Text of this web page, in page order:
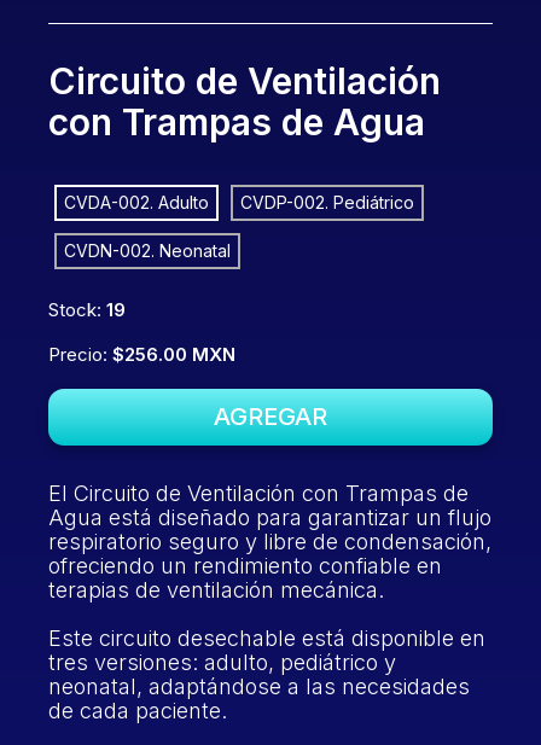
Circuito de Ventilación
con Trampas de Agua
CVDA-002. Adulto CVDP-002. Pediátrico
CVDN-002. Neonatal
Stock: 19
Precio: $256.00 MXN
AGREGAR
El Circuito de Ventilación con Trampas de
Agua está diseñado para garantizar un flujo
respiratorio seguro y libre de condensación,
ofreciendo un rendimiento confiable en
terapias de ventilación mecánica.
Este circuito desechable está disponible en
tres versiones: adulto, pediátrico y
neonatal, adaptándose a las necesidades
de cada paciente.